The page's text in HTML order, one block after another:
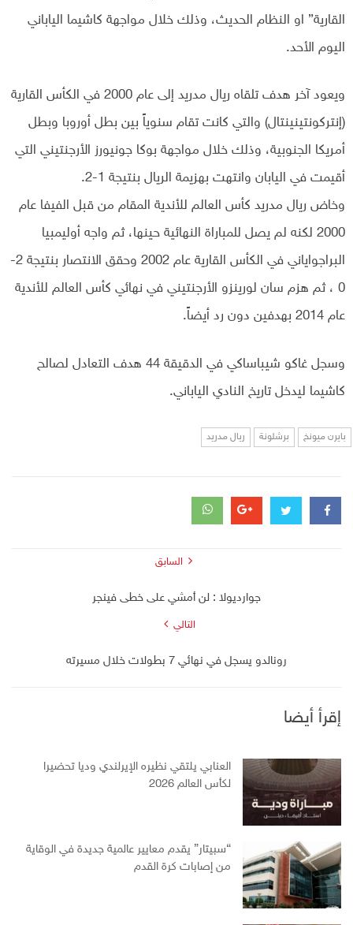
القارية” او النظام الحديث، وذلك خلال مواجهة كاشيما الياباني
اليوم الأحد.
ويعود آخر هدف تلقاه ريال مدريد إلى عام 2000 في الكأس القارية
(إنتركونتينينتال) والتي كانت تقام سنوياً بين بطل أوروبا وبطل
أمريكا الجنوبية، وذلك خلال مواجهة بوكا جونيورز الأرجنتيني التي
أقيمت في اليابان وانتهت بهزيمة الريال بنتيجة 1-2.
وخاض ريال مدريد كأس العالم للأندية المقام من قبل الفيفا عام
2000 لكنه لم يصل للمباراة النهائية حينها، ثم واجه أوليمبيا
البراجواياني في الكأس القارية عام 2002 وحقق الانتصار بنتيجة 2-
0 ، ثم هزم سان لورينزو الأرجنتيني في نهائي كأس العالم للأندية
عام 2014 بهدفين دون رد أيضاً.
وسجل غاكو شيباساكي في الدقيقة 44 هدف التعادل لصالح
كاشيما ليدخل تاريخ النادي الياباني.
بايرن ميونخ برشلونة ريال مدريد
السابق
جوارديولا : لن أمشي على خطى فينجر
التالي
رونالدو يسجل في نهائي 7 بطولات خلال مسيرته
إقرأ أيضا
العنابي يلتقي نظيره الإيرلندي وديا تحضيرا
لكأس العالم 2026
“سبيتار” يقدم معايير عالمية جديدة في الوقاية
من إصابات كرة القدم